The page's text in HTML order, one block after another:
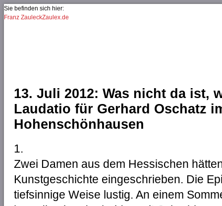
Jump to Navigation
Sie befinden sich hier:
Franz ZauleckZaulex.de
13. Juli 2012: Was nicht da ist,
Laudatio für Gerhard Oschatz
Hohenschönhausen
1.
Zwei Damen aus dem Hessischen
Kunstgeschichte eingeschrieben. Die
tiefsinnige Weise lustig. An einem